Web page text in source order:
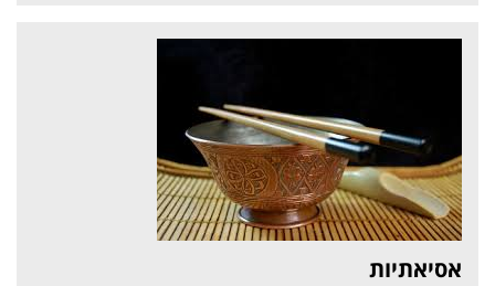
אסיאתיות